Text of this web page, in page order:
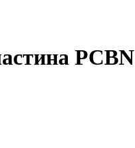
PCBN